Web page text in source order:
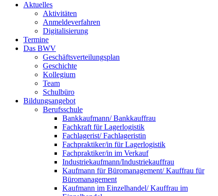
Aktuelles
Aktivitäten
Anmeldeverfahren
Digitalisierung
Termine
Das BWV
Geschäftsverteilungsplan
Geschichte
Kollegium
Team
Schulbüro
Bildungsangebot
Berufsschule
Bankkaufmann/ Bankkauffrau
Fachkraft für Lagerlogistik
Fachlagerist/ Fachlageristin
Fachpraktiker/in für Lagerlogistik
Fachpraktiker/in im Verkauf
Industriekaufmann/Industriekauffrau
Kaufmann für Büromanagement/ Kauffrau für
Büromanagement
Kaufmann im Einzelhandel/ Kauffrau im